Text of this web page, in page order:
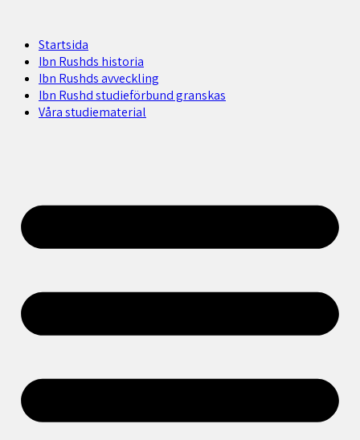
Startsida
Ibn Rushds historia
Ibn Rushds avveckling
Ibn Rushd studieförbund granskas​
Våra studiematerial